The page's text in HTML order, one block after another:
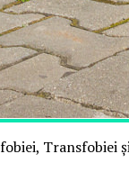
Transfobiei